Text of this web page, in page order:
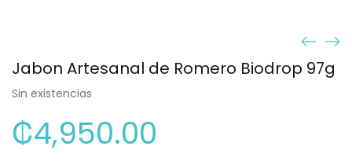
Jabon Artesanal de Romero Biodrop 97g
Sin existencias
₡4,950.00